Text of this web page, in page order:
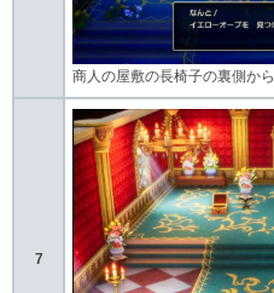
商人の屋敷の長椅子の裏側から
7